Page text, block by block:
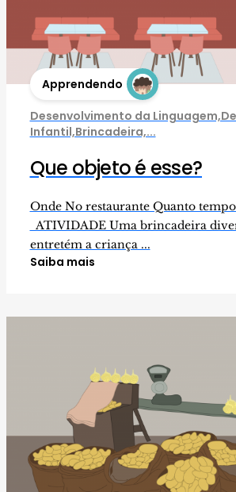
Apprendendo
Desenvolvimento da
Infantil,Brincadeira,...
Que objeto é esse?
Onde No restaurante Quanto
ATIVIDADE Uma brincadeira
entretém a criança ...
Saiba mais